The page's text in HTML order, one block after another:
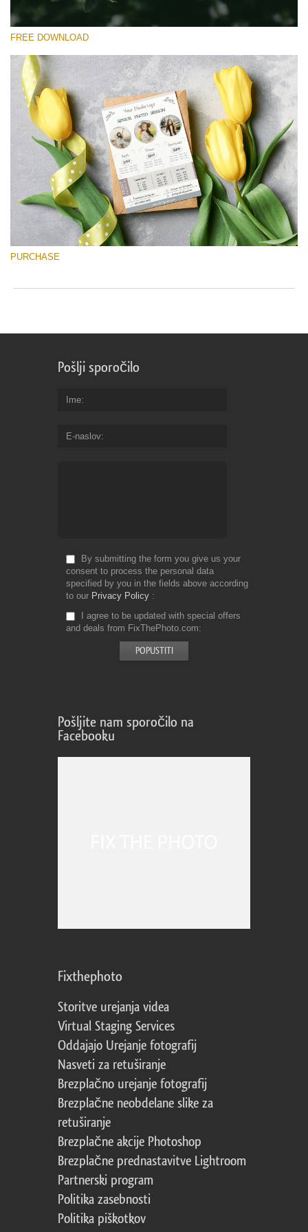
Please select
Free Font #32
Senior Price List
Free download
FREE DOWNLOAD
PURCHASE
Pošlji sporočilo
Ime
E-naslov
By submitting the form you give us your
consent to process the personal data
specified by you in the fields above according
to our Privacy Policy
I agree to be updated with special offers
and deals from FixThePhoto.com
Pošljite nam sporočilo na
Facebooku
Fixthephoto
Storitve urejanja videa
Virtual Staging Services
Oddajajo Urejanje fotografij
Nasveti za retuširanje
Brezplačno urejanje fotografij
Brezplačne neobdelane slike za
retuširanje
Brezplačne akcije Photoshop
Brezplačne prednastavitve Lightroom
Partnerski program
Politika zasebnosti
Politika piškotkov